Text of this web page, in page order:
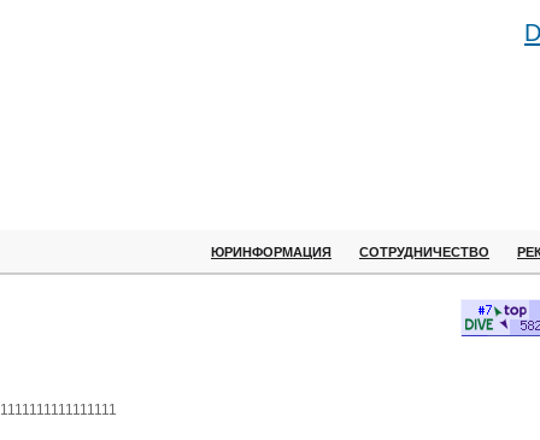
ЮРИНФОРМАЦИЯ СОТРУДНИЧЕСТВО
1111111111111111